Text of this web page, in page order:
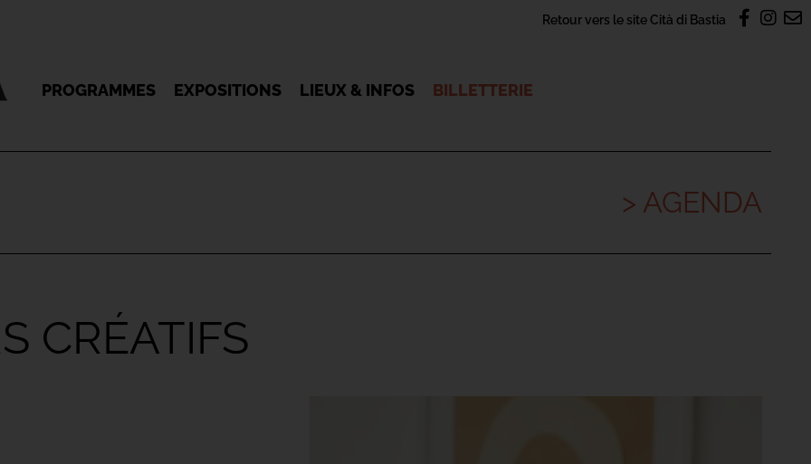
Retour vers le site Cità di Bastia
PROGRAMMES EXPOSITIONS LIEUX & INFOS BILLETTERIE
> AGENDA
CRÉATIFS